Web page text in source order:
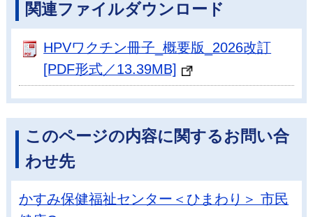
関連ファイルダウンロード
HPVワクチン冊子_概要版_2026改訂
[PDF形式／13.39MB]
このページの内容に関するお問い合
わせ先
かすみ保健福祉センター＜ひまわり＞ 市民